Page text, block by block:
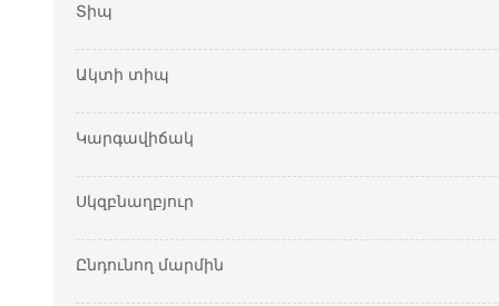
Տիպ
Ակտի տիպ
Կարգավիճակ
Սկզբնաղբյուր
Ընդունող մարմին